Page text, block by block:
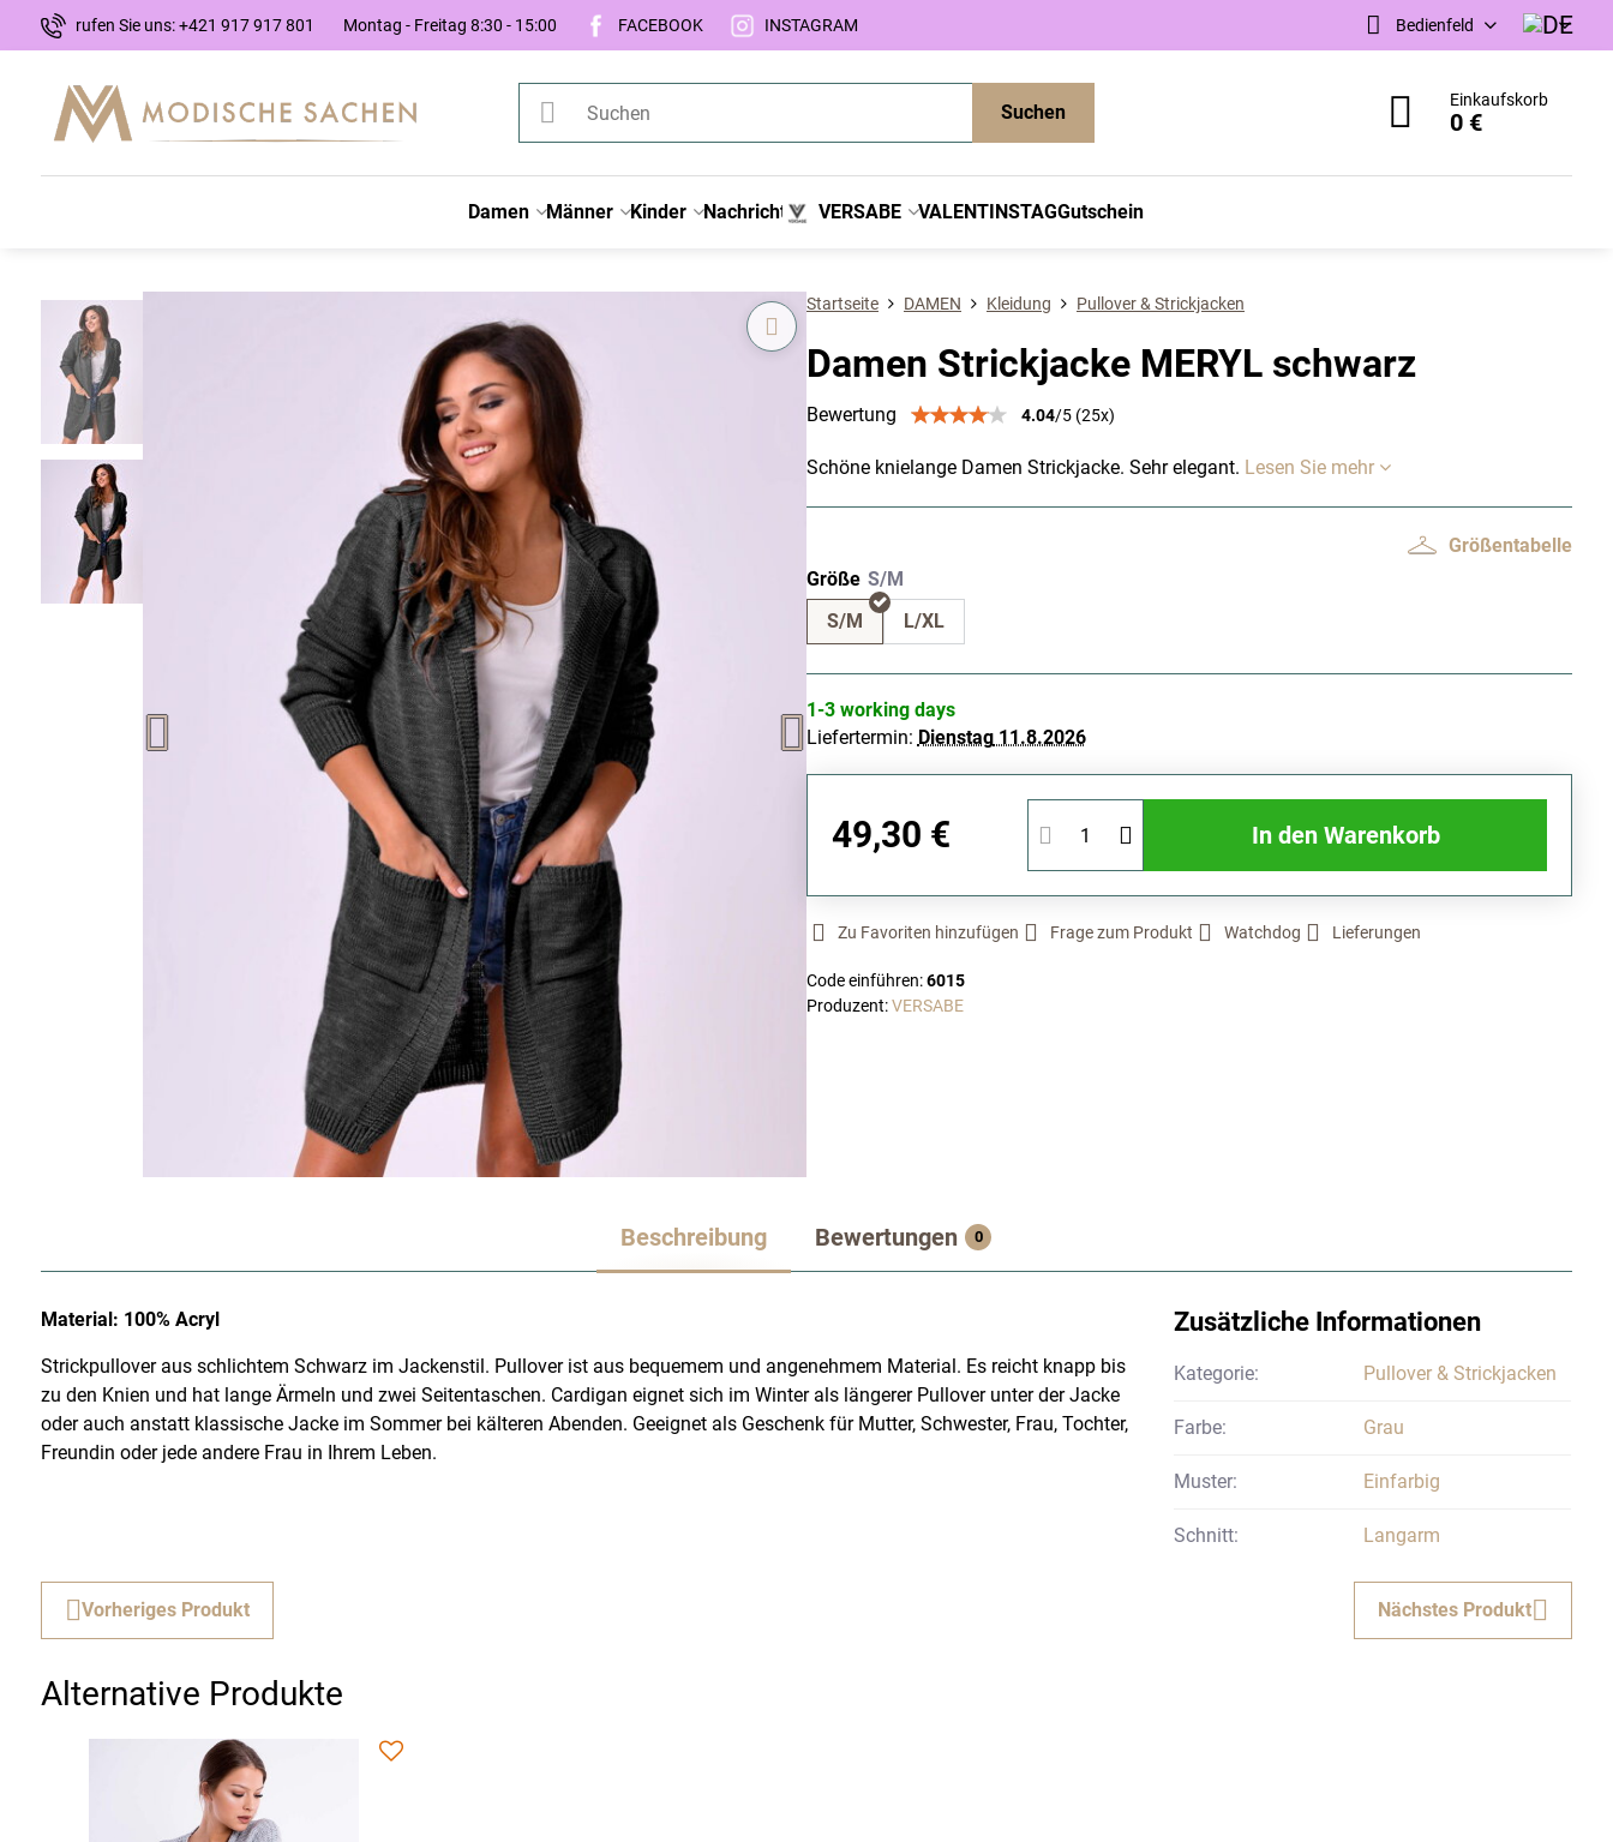
rufen Sie uns: +421 917 917 801 Montag - Freitag 8:30 - 15:00 FACEBOOK INSTAGRAM Bedienfeld
Suchen
Einkaufskorb
0 €
Damen Männer Kinder Nachricht VERSABE VALENTINSTAGGutschein
Startseite DAMEN Kleidung Pullover & Strickjacken
Damen Strickjacke MERYL schwarz
Bewertung 4.04/5(25x)
Schöne knielange Damen Strickjacke. Sehr elegant. Lesen Sie mehr
Größe
S/M
L/XL
Größentabelle
1-3 working days
Liefertermin: Dienstag11.8.2026
49,30 € In den Warenkorb
Zu Favoriten hinzufügen Frage zum Produkt Watchdog Lieferungen
Code einführen:6015
Produzent:VERSABE
Beschreibung Bewertungen 0
Material: 100% Acryl
Strickpullover aus schlichtem Schwarz im Jackenstil. Pullover ist aus bequemem und angenehmem Material. Es reicht knapp bis
zu den Knien und hat lange Ärmeln und zwei Seitentaschen. Cardigan eignet sich im Winter als längerer Pullover unter der Jacke
oder auch anstatt klassische Jacke im Sommer bei kälteren Abenden. Geeignet als Geschenk für Mutter, Schwester, Frau, Tochter,
Freundin oder jede andere Frau in Ihrem Leben.
Zusätzliche Informationen
Kategorie: Pullover & Strickjacken
Farbe: Grau
Muster: Einfarbig
Schnitt: Langarm
Vorheriges Produkt Nächstes Produkt
Alternative Produkte